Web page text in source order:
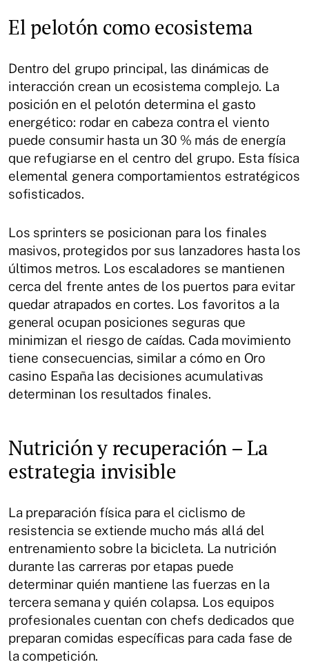
El pelotón como ecosistema
Dentro del grupo principal, las dinámicas de
interacción crean un ecosistema complejo. La
posición en el pelotón determina el gasto
energético: rodar en cabeza contra el viento
puede consumir hasta un 30 % más de energía
que refugiarse en el centro del grupo. Esta física
elemental genera comportamientos estratégicos
sofisticados.
Los sprinters se posicionan para los finales
masivos, protegidos por sus lanzadores hasta los
últimos metros. Los escaladores se mantienen
cerca del frente antes de los puertos para evitar
quedar atrapados en cortes. Los favoritos a la
general ocupan posiciones seguras que
minimizan el riesgo de caídas. Cada movimiento
tiene consecuencias, similar a cómo en Oro
casino España las decisiones acumulativas
determinan los resultados finales.
Nutrición y recuperación – La
estrategia invisible
La preparación física para el ciclismo de
resistencia se extiende mucho más allá del
entrenamiento sobre la bicicleta. La nutrición
durante las carreras por etapas puede
determinar quién mantiene las fuerzas en la
tercera semana y quién colapsa. Los equipos
profesionales cuentan con chefs dedicados que
preparan comidas específicas para cada fase de
la competición.